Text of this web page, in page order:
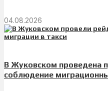
04.08.2026
В Жуковском проведена
соблюдение